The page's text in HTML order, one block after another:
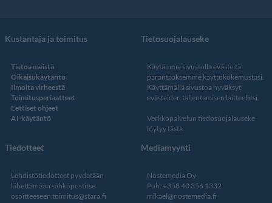
Kustantaja ja toimitus
Tietoa meistä
Oikaisukäytäntö
Ilmoita virheestä
Toimitusperiaatteet
Eettiset ohjeet
AI-käytäntö
Tietosuojalauseke
Käytämme sivustolla evästeitä
parantaaksemme käyttökokemustasi.
Käyttämällä sivustoa hyväksyt
evästeiden tallentamisen laitteellesi.
Verkkopalvelun tiedosuojalauseke
löytyy tästä.
Tiedotteet
Lehdistötiedotteet pyydetään
lähettämään sähköpostitse
osoitteeseen toimitus@stara.fi
Mediamyynti
Nostemedia Oy
Puh. +358 40 356 1332
mikael@nostemedia.fi